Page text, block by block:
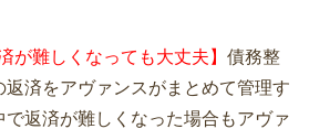
が難しくなっても大丈夫】 債務整
済をアヴァンスがまとめて管理す
で返済が難しくなった場合もアヴァ